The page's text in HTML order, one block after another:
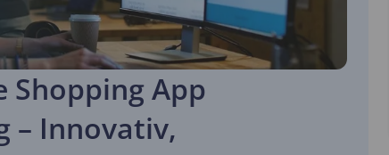
Shopping App
– Innovativ,